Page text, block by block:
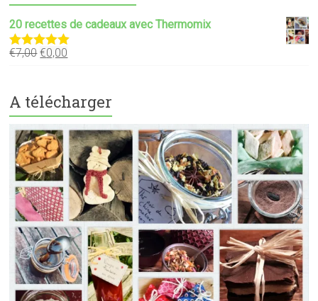
20 recettes de cadeaux avec Thermomix
Note5.00
€7,00 €0,00
A télécharger